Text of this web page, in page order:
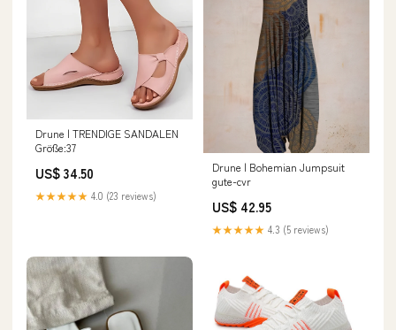
Drune | TRENDIGE SANDALEN
Größe:37
US$ 34.50
★★★★★ 4.0 (23 reviews)
Drune | Bohemian Jumpsuit
gute-cvr
US$ 42.95
★★★★★ 4.3 (5 reviews)